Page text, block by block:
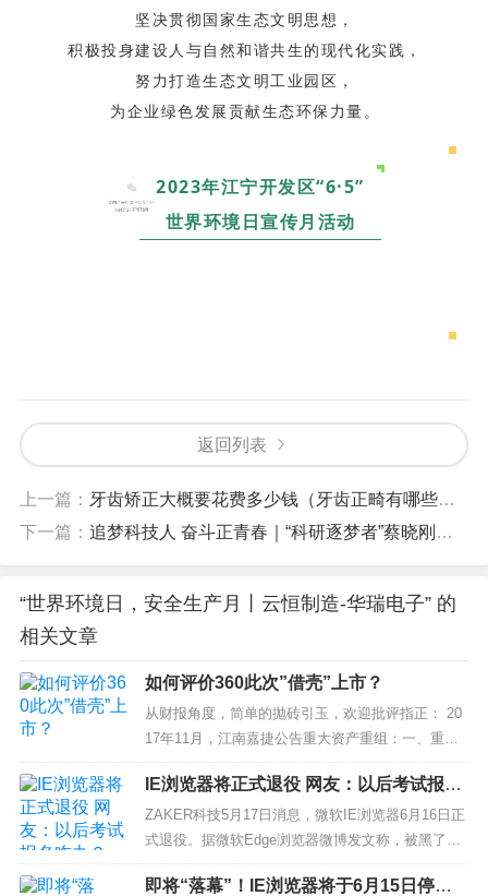
坚决贯彻国家生态文明思想，
积极投身建设人与自然和谐共生的现代化实践，
努力打造生态文明工业园区，
为企业绿色发展贡献生态环保力量。
2023年江宁开发区“6·5”
世界环境日宣传月活动
返回列表
上一篇： 牙齿矫正大概要花费多少钱（牙齿正畸有哪些方式）
下一篇： 追梦科技人 奋斗正青春｜“科研逐梦者”蔡晓刚：二十余载深耕 让技术成为“硬核支点”
“世界环境日，安全生产月丨云恒制造-华瑞电子” 的
相关文章
如何评价360此次”借壳”上市？
从财报角度，简单的抛砖引玉，欢迎批评指正： 20
17年11月，江南嘉捷公告重大资产重组：一、重大
资产出售及置换：江南嘉捷资产整体作价18.72亿元
置出；二、发行股份购买资产：360整体作价504亿
元置入上市公司体内。...
IE浏览器将正式退役 网友：以后考试报名
咋办？
ZAKER科技5月17日消息，微软IE浏览器6月16日正
式退役。据微软Edge浏览器微博发文称，被黑了这
么多年，IE要正式跟大家说再见啦。IE 27年的旅
程，从今以后，这条路由Edge替IE继续走下去。...
即将“落幕”！IE浏览器将于6月15日停止